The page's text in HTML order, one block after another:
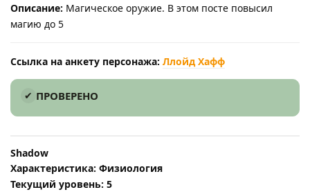
Описание: Магическое оружие. В этом посте повысил
магию до 5
Ссылка на анкету персонажа: Ллойд Хафф
ПРОВЕРЕНО
Shadow
Характеристика: Физиология
Текущий уровень: 5